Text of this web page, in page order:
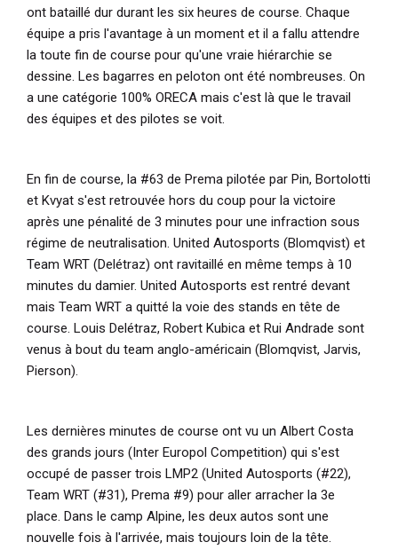
ont bataillé dur durant les six heures de course. Chaque
équipe a pris l'avantage à un moment et il a fallu attendre
la toute fin de course pour qu'une vraie hiérarchie se
dessine. Les bagarres en peloton ont été nombreuses. On
a une catégorie 100% ORECA mais c'est là que le travail
des équipes et des pilotes se voit.
En fin de course, la #63 de Prema pilotée par Pin, Bortolotti
et Kvyat s'est retrouvée hors du coup pour la victoire
après une pénalité de 3 minutes pour une infraction sous
régime de neutralisation. United Autosports (Blomqvist) et
Team WRT (Delétraz) ont ravitaillé en même temps à 10
minutes du damier. United Autosports est rentré devant
mais Team WRT a quitté la voie des stands en tête de
course. Louis Delétraz, Robert Kubica et Rui Andrade sont
venus à bout du team anglo-américain (Blomqvist, Jarvis,
Pierson).
Les dernières minutes de course ont vu un Albert Costa
des grands jours (Inter Europol Competition) qui s'est
occupé de passer trois LMP2 (United Autosports (#22),
Team WRT (#31), Prema #9) pour aller arracher la 3e
place. Dans le camp Alpine, les deux autos sont une
nouvelle fois à l'arrivée, mais toujours loin de la tête.